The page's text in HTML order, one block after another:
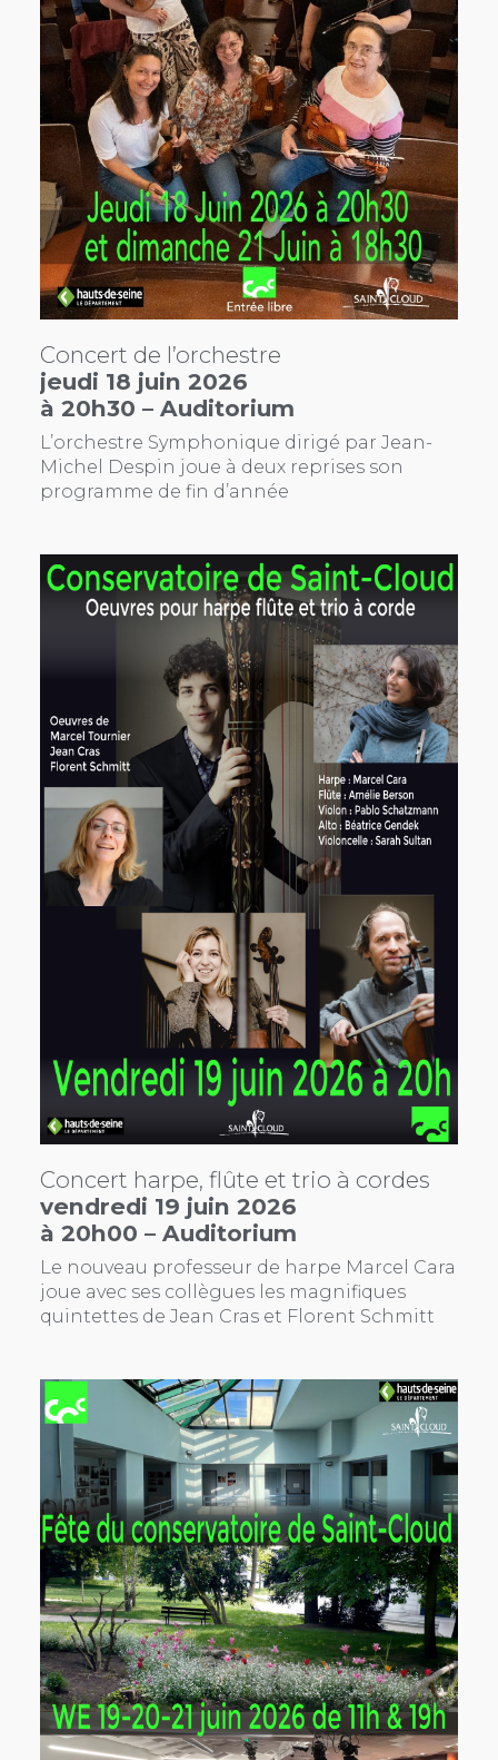
Concert de l’orchestre
jeudi 18 juin 2026
à 20h30 – Auditorium
L’orchestre Symphonique dirigé par Jean-
Michel Despin joue à deux reprises son
programme de fin d’année
Concert harpe, flûte et trio à cordes
vendredi 19 juin 2026
à 20h00 – Auditorium
Le nouveau professeur de harpe Marcel Cara
joue avec ses collègues les magnifiques
quintettes de Jean Cras et Florent Schmitt